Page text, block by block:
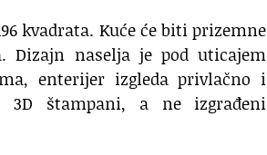
kvadrata. Kuće će biti prizemne
naselja je pod uticajem
enterijer izgleda privlačno i
štampani, a ne izgrađeni